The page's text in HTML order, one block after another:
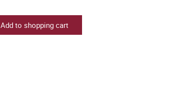
Add to shopping cart